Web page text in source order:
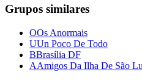
Grupos similares
OOs Anormais
UUn Poco De Todo
BBrasília DF
AAmigos Da Ilha De São